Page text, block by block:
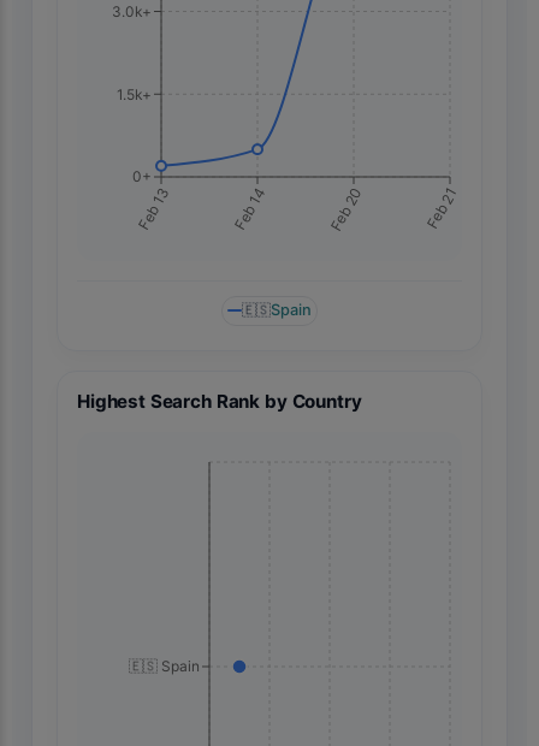
Feb 13 Feb 14 Feb 20 Feb 21
0+
1.5k+
3.0k+
🇪🇸Spain
Highest Search Rank by Country
🇪🇸 Spain